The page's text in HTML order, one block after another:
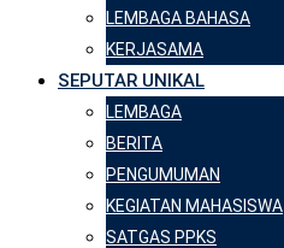
LEMBAGA BAHASA
KERJASAMA
SEPUTAR UNIKAL
LEMBAGA
BERITA
PENGUMUMAN
KEGIATAN MAHASISWA
SATGAS PPKS